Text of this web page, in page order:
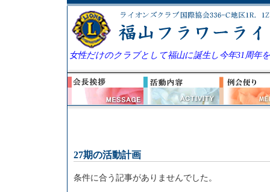
女性だけのクラブとして福山に誕生し今年31周年
27期の活動計画
条件に合う記事がありませんでした。